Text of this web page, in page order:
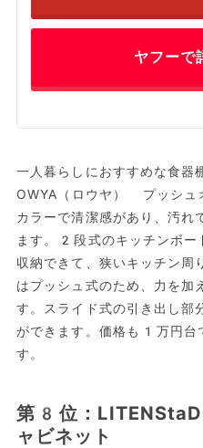
ヤフーで
一人暮らしにおすすめな食
OWYA（ロウヤ） プッシュ
カラーで清潔感があり、汚れ
ます。2段式のキッチンボー
収納できて、狭いキッチン周
はプッシュ式のため、力を加
す。スライド式の引き出し部
ができます。価格も1万円台
す。
第8位：
ャビネット